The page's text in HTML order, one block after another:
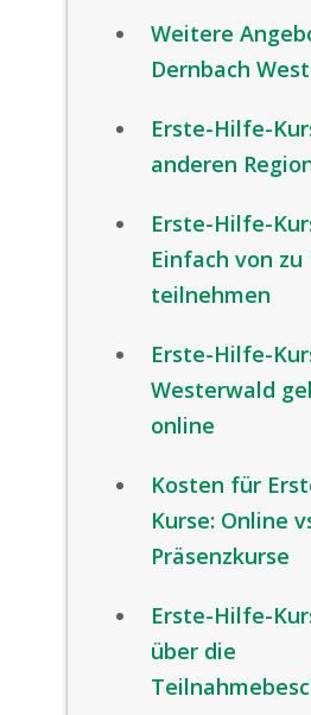
Weitere
Dernbach
Erste-Hilfe-
anderen
Erste-Hilfe-
Einfach von zu
teilnehmen
Erste-Hilfe-
Westerwald
online
Kosten für
Kurse: Online
Präsenzkurse
Erste-Hilfe-
über die